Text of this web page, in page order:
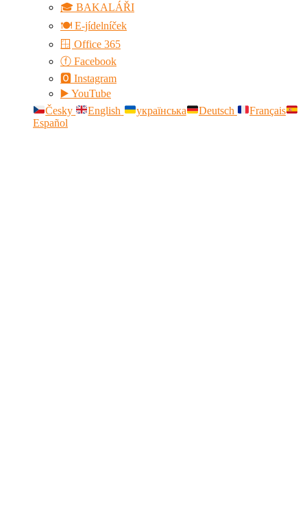
🎓 BAKALÁŘI
🍽️ E-jídelníček
🪟 Office 365
ⓕ Facebook
🅾 Instagram
▶️ YouTube
Česky
English українська Deutsch
Français
Español